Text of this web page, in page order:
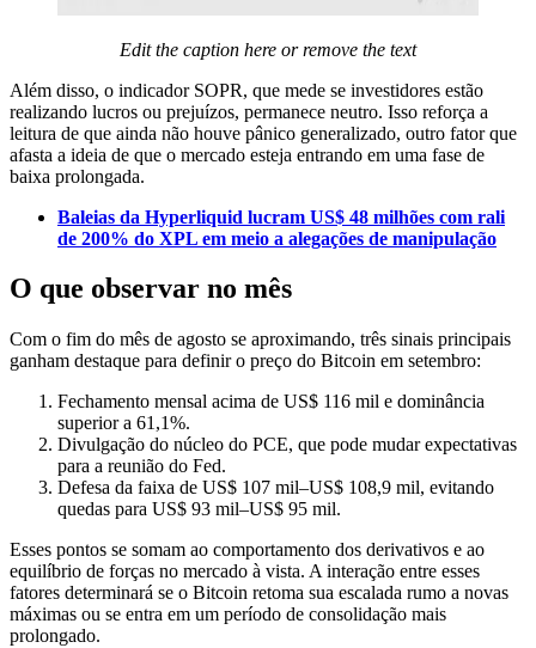
Edit the caption here or remove the text
Além disso, o indicador SOPR, que mede se investidores estão
realizando lucros ou prejuízos, permanece neutro. Isso reforça a
leitura de que ainda não houve pânico generalizado, outro fator que
afasta a ideia de que o mercado esteja entrando em uma fase de
baixa prolongada.
Baleias da Hyperliquid lucram US$ 48 milhões com rali
de 200% do XPL em meio a alegações de manipulação
O que observar no mês
Com o fim do mês de agosto se aproximando, três sinais principais
ganham destaque para definir o preço do Bitcoin em setembro:
Fechamento mensal acima de US$ 116 mil e dominância
superior a 61,1%.
Divulgação do núcleo do PCE, que pode mudar expectativas
para a reunião do Fed.
Defesa da faixa de US$ 107 mil–US$ 108,9 mil, evitando
quedas para US$ 93 mil–US$ 95 mil.
Esses pontos se somam ao comportamento dos derivativos e ao
equilíbrio de forças no mercado à vista. A interação entre esses
fatores determinará se o Bitcoin retoma sua escalada rumo a novas
máximas ou se entra em um período de consolidação mais
prolongado.